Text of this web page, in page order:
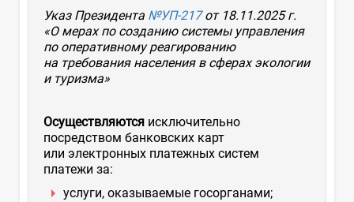
Указ Президента №УП-217от 18.11.2025 г.
«О мерах по созданию системы управления
по оперативному реагированию
на требования населения в сферах экологии
и туризма»
Осуществляются исключительно
посредством банковских карт
или электронных платежных систем
платежи за:
услуги, оказываемые госорганами;